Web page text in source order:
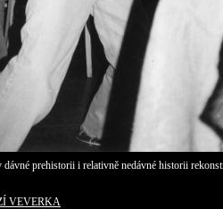
prehistorii i relativně nedávné historii
VEVERKA